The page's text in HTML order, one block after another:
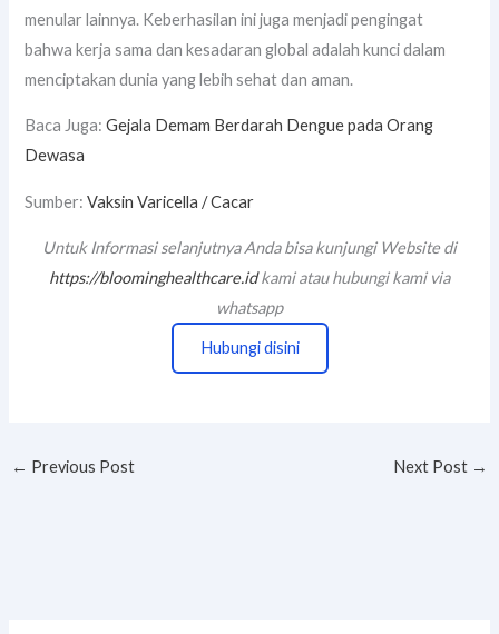
menular lainnya. Keberhasilan ini juga menjadi pengingat
bahwa kerja sama dan kesadaran global adalah kunci dalam
menciptakan dunia yang lebih sehat dan aman.
Baca Juga:Gejala Demam Berdarah Dengue pada Orang
Dewasa
Sumber:Vaksin Varicella / Cacar
Untuk Informasi selanjutnya Anda bisa kunjungi Website di
https://bloominghealthcare.idkami atau hubungi kami via
whatsapp
Hubungi disini
← Previous Post Next Post →